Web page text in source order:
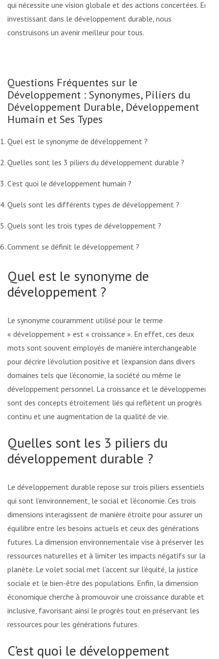
qui nécessite une vision globale et des actions concertées. En
investissant dans le développement durable, nous
construisons un avenir meilleur pour tous.
Questions Fréquentes sur le
Développement : Synonymes, Piliers du
Développement Durable, Développement
Humain et Ses Types
Quel est le synonyme de développement ?
Quelles sont les 3 piliers du développement durable ?
C’est quoi le développement humain ?
Quels sont les différents types de développement ?
Quels sont les trois types de développement ?
Comment se définit le développement ?
Quel est le synonyme de
développement ?
Le synonyme couramment utilisé pour le terme
« développement » est « croissance ». En effet, ces deux
mots sont souvent employés de manière interchangeable
pour décrire l’évolution positive et l’expansion dans divers
domaines tels que l’économie, la société ou même le
développement personnel. La croissance et le développement
sont des concepts étroitement liés qui reflètent un progrès
continu et une augmentation de la qualité de vie.
Quelles sont les 3 piliers du
développement durable ?
Le développement durable repose sur trois piliers essentiels
qui sont l’environnement, le social et l’économie. Ces trois
dimensions interagissent de manière étroite pour assurer un
équilibre entre les besoins actuels et ceux des générations
futures. La dimension environnementale vise à préserver les
ressources naturelles et à limiter les impacts négatifs sur la
planète. Le volet social met l’accent sur l’équité, la justice
sociale et le bien-être des populations. Enfin, la dimension
économique cherche à promouvoir une croissance durable et
inclusive, favorisant ainsi le progrès tout en préservant les
ressources pour les générations futures.
C’est quoi le développement